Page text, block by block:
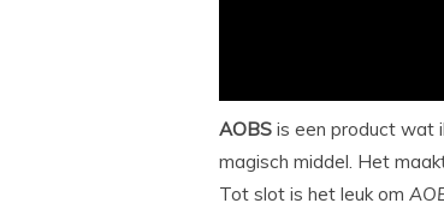
AOBS is een product wat
magisch middel. Het
Tot slot is het leuk om